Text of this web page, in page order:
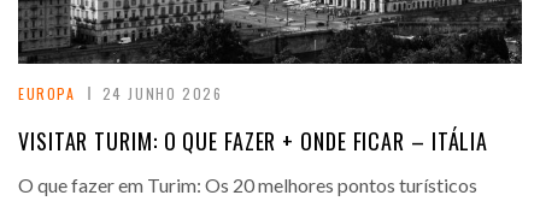
EUROPA 24 JUNHO 2026
VISITAR TURIM: O QUE FAZER + ONDE FICAR – ITÁLIA
O que fazer em Turim: Os 20 melhores pontos turísticos